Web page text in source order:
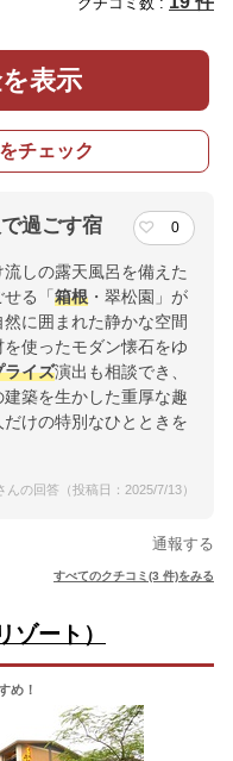
表示
チェック
過ごす宿 0
しの露天風呂を備えた
る「 箱根 ・翠松園」が
に囲まれた静かな空間
使ったモダン懐石をゆ
ライズ演出も相談でき、
築を生かした重厚な趣
けの特別なひとときを
んの回答（投稿日：2025/7/13）
通報する
すべてのクチコミ(3 件)をみる
ート）
め！